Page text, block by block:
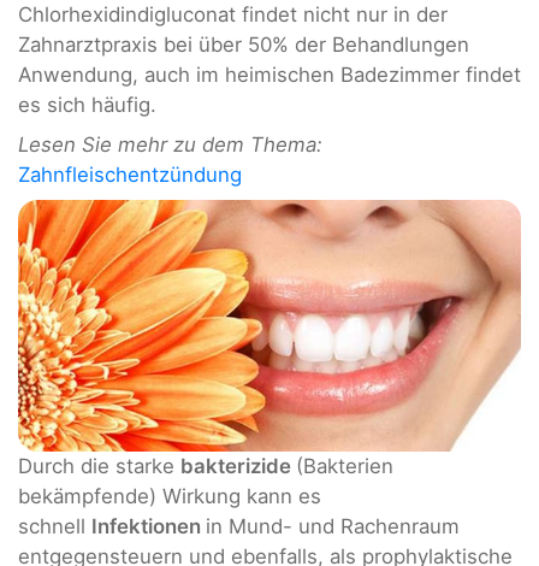
Chlorhexidindigluconat findet nicht nur in der
Zahnarztpraxis bei über 50% der Behandlungen
Anwendung, auch im heimischen Badezimmer findet
es sich häufig.
Lesen Sie mehr zu dem Thema:
Zahnfleischentzündung
Durch die starke bakterizide (Bakterien
bekämpfende) Wirkung kann es
schnell Infektionen in Mund- und Rachenraum
entgegensteuern und ebenfalls, als prophylaktische